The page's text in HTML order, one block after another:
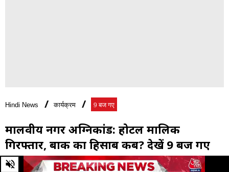
Hindi News कार्यक्रम 9 बज गए
मालवीय नगर अग्निकांड: होटल मालिक
गिरफ्तार, बाकी का हिसाब कब? देखें 9 बज गए
0
of